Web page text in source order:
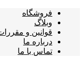
فروشگاه
وبلاگ
قوانین و مقررات
درباره ما
تماس با ما